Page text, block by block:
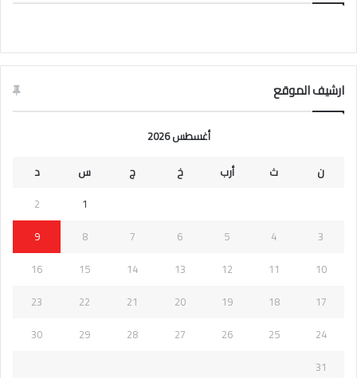
ارشيف الموقع
أغسطس 2026
ن
ث أرب خ ج س
د
1
2
3
4
5
6
7
8
9
10
11
12
13
14
15
16
17
18
19
20
21
22
23
24
25
26
27
28
29
30
31